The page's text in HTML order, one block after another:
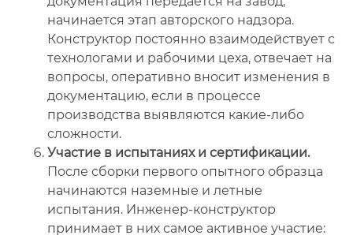
начинается этап авторского надзора.
Конструктор постоянно взаимодействует с
технологами и рабочими цеха, отвечает на
вопросы, оперативно вносит изменения в
документацию, если в процессе
производства выявляются какие-либо
сложности.
Участие в испытаниях и сертификации.
После сборки первого опытного образца
начинаются наземные и летные
испытания. Инженер-конструктор
принимает в них самое активное участие: